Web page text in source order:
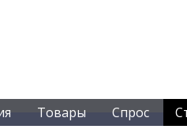
Товары Спрос